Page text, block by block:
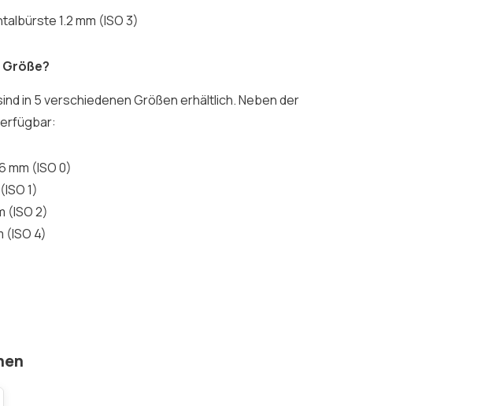
1.2 mm (ISO 3)
in 5 verschiedenen Größen erhältlich. Neben der
mm (ISO 0)
1)
(ISO 2)
(ISO 4)